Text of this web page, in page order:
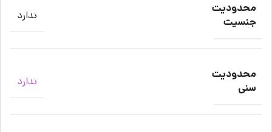
محدودیت
جنسیت
ندارد
محدودیت
سنی
ندارد